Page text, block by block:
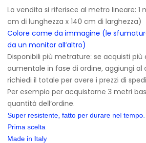
La vendita si riferisce al metro lineare: 1
cm di lunghezza x 140 cm di larghezza)
Colore come da immagine (le
da un monitor all’altro)
Disponibili più metrature: se acquisti più
aumentale in fase di ordine, aggiungi al
richiedi il totale per avere i prezzi di
Per esempio per acquistarne 3 metri
quantità dell’ordine.
Super resistente, fatto per durare nel tempo.
Prima scelta
Made in Italy